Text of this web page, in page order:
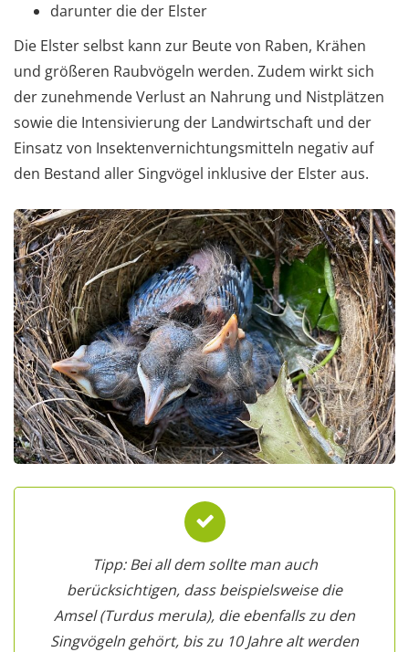
darunter die der Elster
Die Elster selbst kann zur Beute von Raben, Krähen
und größeren Raubvögeln werden. Zudem wirkt sich
der zunehmende Verlust an Nahrung und Nistplätzen
sowie die Intensivierung der Landwirtschaft und der
Einsatz von Insektenvernichtungsmitteln negativ auf
den Bestand aller Singvögel inklusive der Elster aus.
Tipp: Bei all dem sollte man auch
berücksichtigen, dass beispielsweise die
Amsel (Turdus merula), die ebenfalls zu den
Singvögeln gehört, bis zu 10 Jahre alt werden